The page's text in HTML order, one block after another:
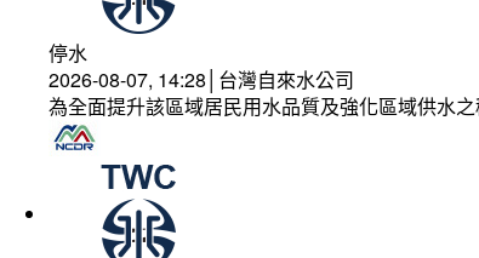
停水
2026-08-07, 14:28│台灣自來水公司
為全面提升該區域居民用水品質及強化區域供水